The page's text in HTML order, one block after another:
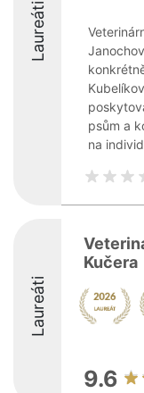
Laureáti
psům a
na
Laureáti
Kučera
9.6